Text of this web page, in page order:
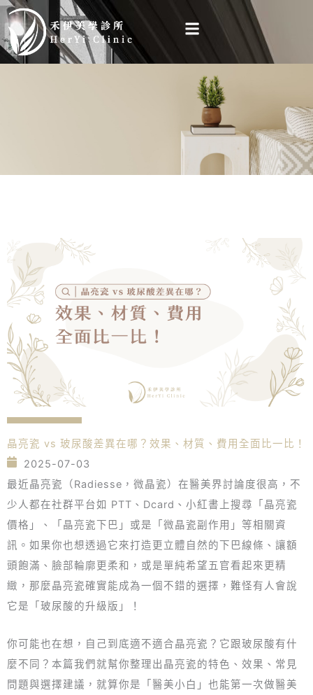
跳
至
主
知識
晶亮瓷 vs 玻尿酸差異在哪？效果、材質、費用全面比一比！
2025-07-03
最近晶亮瓷（Radiesse，微晶瓷）在醫美界討論度很高，不
少人都在社群平台如 PTT、Dcard、小紅書上搜尋「晶亮瓷
價格」、「晶亮瓷下巴」或是「微晶瓷副作用」等相關資
訊。如果你也想透過它來打造更立體自然的下巴線條、讓額
頭飽滿、臉部輪廓更柔和，或是單純希望五官看起來更精
緻，那麼晶亮瓷確實能成為一個不錯的選擇，難怪有人會說
它是「玻尿酸的升級版」！
你可能也在想，自己到底適不適合晶亮瓷？它跟玻尿酸有什
麼不同？本篇我們就幫你整理出晶亮瓷的特色、效果、常見
問題與選擇建議，就算你是「醫美小白」也能第一次做醫美